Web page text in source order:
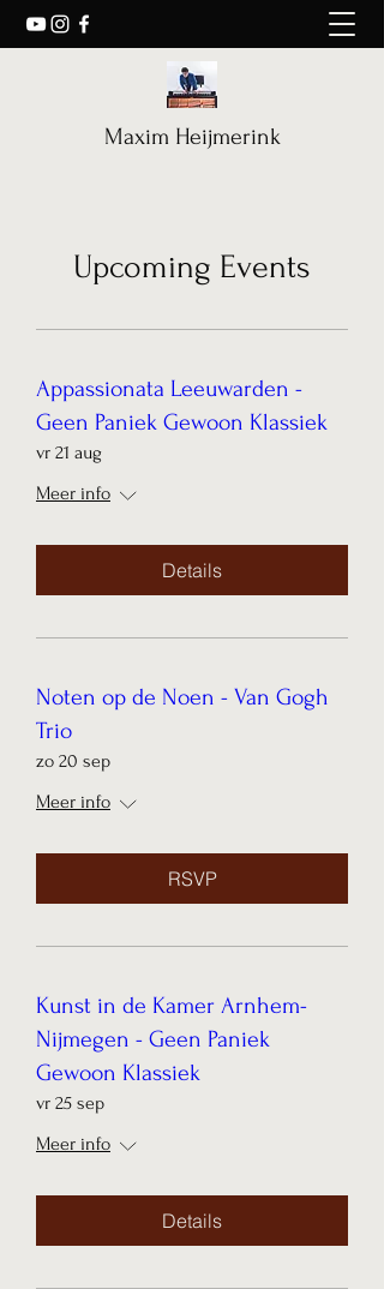
Maxim Heijmerink
Upcoming Events
Appassionata Leeuwarden -
Geen Paniek Gewoon Klassiek
vr 21 aug
Meer info
Details
Noten op de Noen - Van Gogh
Trio
zo 20 sep
Meer info
RSVP
Kunst in de Kamer Arnhem-
Nijmegen - Geen Paniek
Gewoon Klassiek
vr 25 sep
Meer info
Details